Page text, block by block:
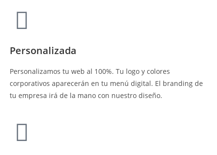
Personalizada
Personalizamos tu web al 100%. Tu logo y colores
corporativos aparecerán en tu menú digital. El branding de
tu empresa irá de la mano con nuestro diseño.